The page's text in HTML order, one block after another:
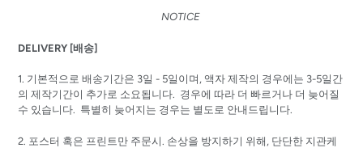
NOTICE
DELIVERY [배송]
1. 기본적으로 배송기간은 3일 - 5일이며, 액자 제작의 경우에는 3-5일간
의 제작기간이 추가로 소요됩니다. 경우에 따라 더 빠르거나 더 늦어질
수 있습니다. 특별히 늦어지는 경우는 별도로 안내드립니다.
2. 포스터 혹은 프린트만 주문시 . 손상을 방지하기 위해 , 단단한 지관케